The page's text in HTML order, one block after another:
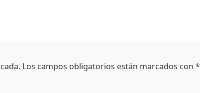
Los campos obligatorios están marcados con*